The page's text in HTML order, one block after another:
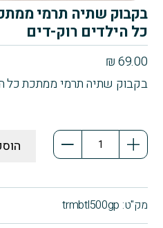
בקבוק שתיה תרמי
כל הילדים רוק-דים
₪69.00
בקבוק שתיה תרמי ממתכת כל
כמות
שתיה
תרמי
ממתכת
מק"ט: trmbtl500gp